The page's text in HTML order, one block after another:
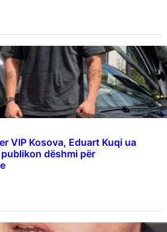
VIP Kosova, Eduart Kuqi ua
dëshmi për